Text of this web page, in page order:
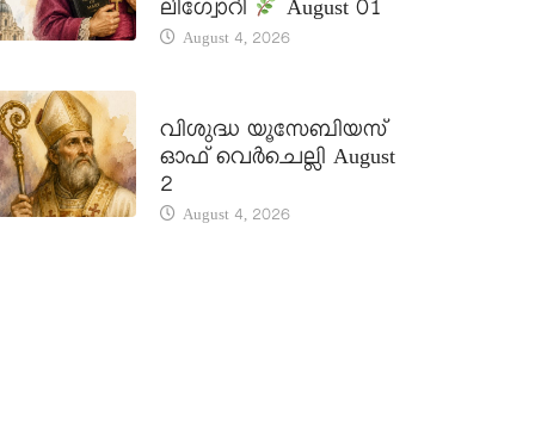
ലിഗ്വോറി
August 01
August 4, 2026
വിശുദ്ധ യൂസേബിയസ്
ഓഫ് വെർചെല്ലി August
2
August 4, 2026